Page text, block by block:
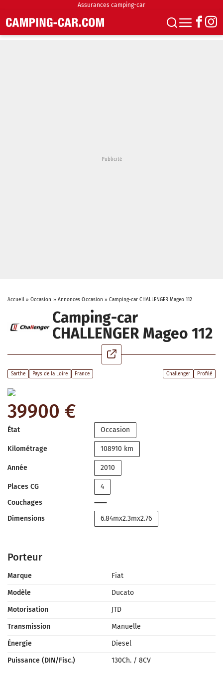
Assurances camping-car
Accueil» Occasion » Annonces Occasion »Camping-car CHALLENGER Mageo 112
Camping-car
CHALLENGER Mageo 112
Sarthe Pays de la Loire France Challenger Profilé
39900 €
État Occasion
Kilométrage 108910 km
Année 2010
Places CG
4
Couchages
Dimensions
6.84mx2.3mx2.76
Porteur
Marque
Fiat
Modèle
Ducato
Motorisation
JTD
Transmission
Manuelle
Énergie
Diesel
Puissance (DIN/Fisc.)
130Ch. / 8CV